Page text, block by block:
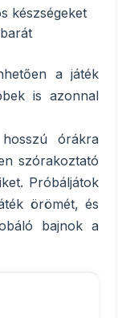
készségeket
a játék
is azonnal
órákra
szórakoztató
Próbáljátok
örömét, és
bajnok a